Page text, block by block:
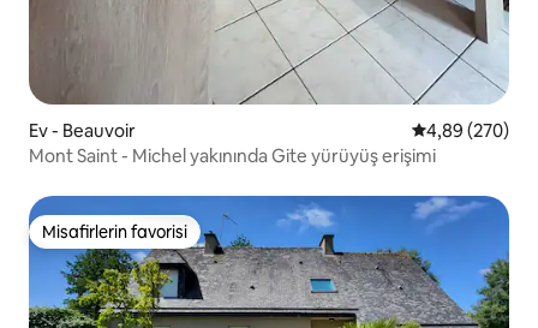
Ev - Beauvoir 5 üzerinden
4,89 (270)
Mont Saint - Michel yakınında Gite yürüyüş erişimi
Misafirlerin favorisi
Misafirlerin favorisi